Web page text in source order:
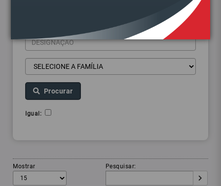
Procurar
Igual:
Mostrar Pesquisar: